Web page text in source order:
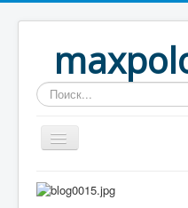
Искать...
Home